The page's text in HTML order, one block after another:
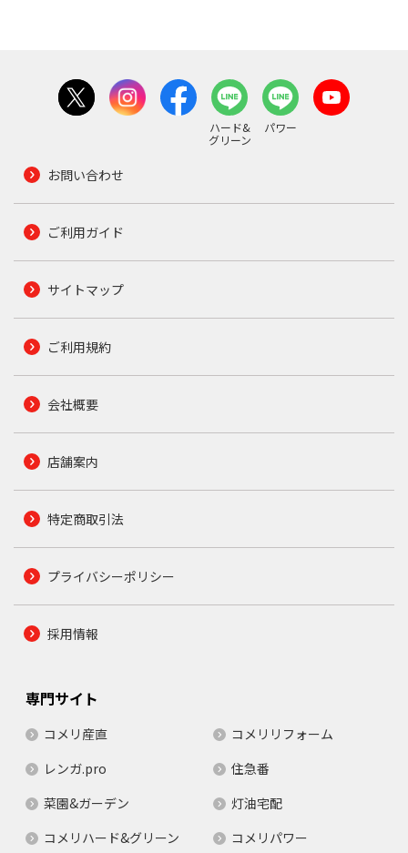
ハード&
グリーン
パワー
お問い合わせ
ご利用ガイド
サイトマップ
ご利用規約
会社概要
店舗案内
特定商取引法
プライバシーポリシー
採用情報
専門サイト
コメリ産直
コメリリフォーム
レンガ.pro
住急番
菜園&ガーデン
灯油宅配
コメリハード&グリーン
コメリパワー